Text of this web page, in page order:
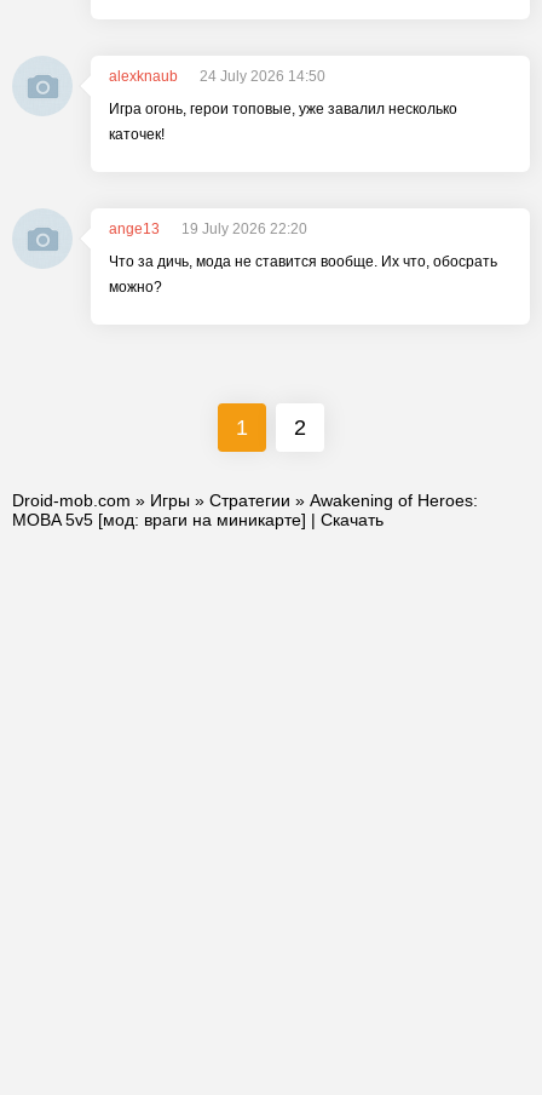
alexknaub
24 July 2026 14:50
Игра огонь, герои топовые, уже завалил несколько
каточек!
ange13
19 July 2026 22:20
Что за дичь, мода не ставится вообще. Их что, обосрать
можно?
1 2
Droid-mob.com » Игры » Стратегии » Awakening of Heroes:
MOBA 5v5 [мод: враги на миникарте] | Скачать